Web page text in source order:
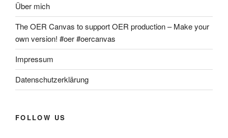
Über mich
The OER Canvas to support OER production – Make your
own version! #oer #oercanvas
Impressum
Datenschutzerklärung
FOLLOW US